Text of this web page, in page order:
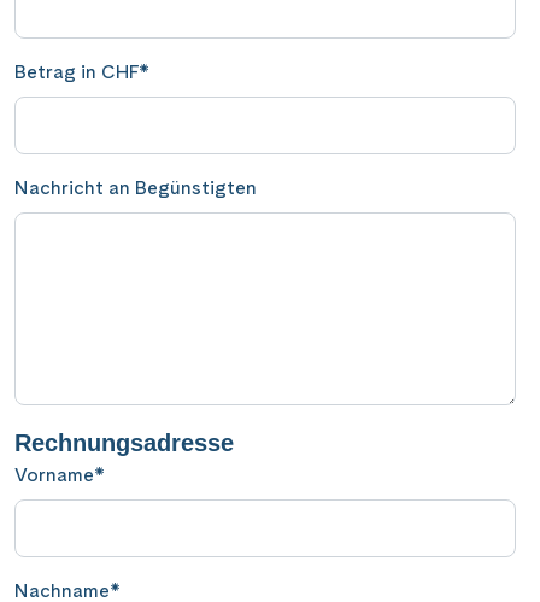
Betrag in CHF*
Nachricht an Begünstigten
Rechnungsadresse
Vorname*
Nachname*